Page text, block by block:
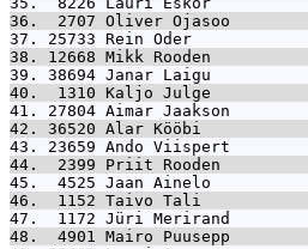
36.  2707 Oliver Ojasoo
37. 25733 Rein Oder
38. 12668 Mikk Rooden
39. 38694 Janar Laigu
40.  1310 Kaljo Julge
41. 27804 Aimar Jaakson
42. 36520 Alar Kööbi
43. 23659 Ando Viispert
44.  2399 Priit Rooden
45.  4525 Jaan Ainelo
46.  1152 Taivo Tali
47.  1172 Jüri Merirand
48.  4901 Mairo Puusepp